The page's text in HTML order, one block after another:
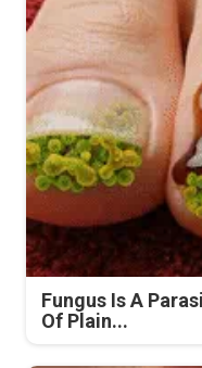
Fungus Is A
Of Plain...